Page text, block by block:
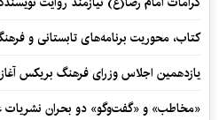
کتاب، محوریت برنامه‌های تابستانی و
یازدهمین اجلاس وزرای فرهنگ بریکس
«مخاطب» و «گفت‌وگو» دو بحران نشریات